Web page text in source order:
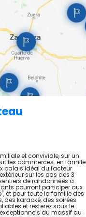
et conviviale, sur un
les commerces. en famille
palais idéal du facteur
sur les pas des 3
de randonnées à
pourront participer aux
et pour toute la famille des
des karaoké, des soirées
et resterez sous le
du massif du